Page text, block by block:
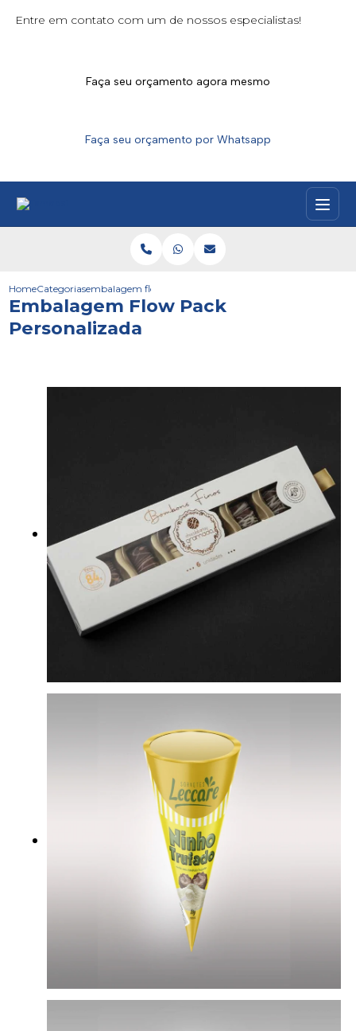
Entre em contato com um de nossos especialistas!
Faça seu orçamento agora mesmo
Faça seu orçamento por Whatsapp
HomeCategoriasembalagem flow pack personalizada
Embalagem Flow Pack
Personalizada